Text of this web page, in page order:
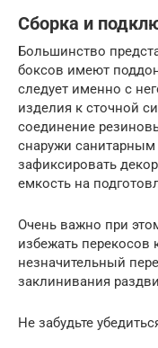
Сборка и
Большинство
боксов имеют
следует именно с
изделия к сточной
соединение
снаружи
зафиксировать
емкость на
Очень важно при
избежать перекосов
незначительный
заклинивания
Не забудьте